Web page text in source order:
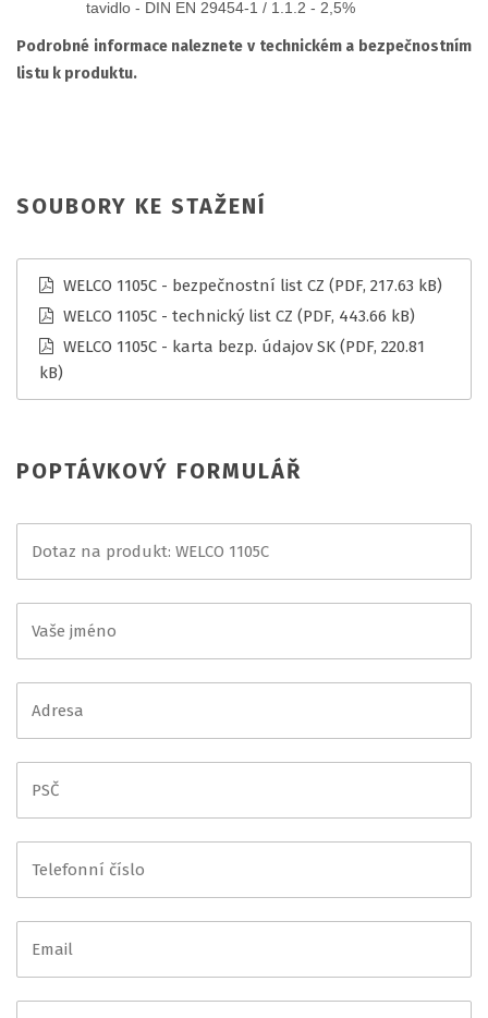
tavidlo - DIN EN 29454-1 / 1.1.2 - 2,5%
Podrobné informace naleznete v technickém a bezpečnostním
listu k produktu.
SOUBORY KE STAŽENÍ
WELCO 1105C - bezpečnostní list CZ (PDF, 217.63 kB)
WELCO 1105C - technický list CZ (PDF, 443.66 kB)
WELCO 1105C - karta bezp. údajov SK (PDF, 220.81
kB)
POPTÁVKOVÝ FORMULÁŘ